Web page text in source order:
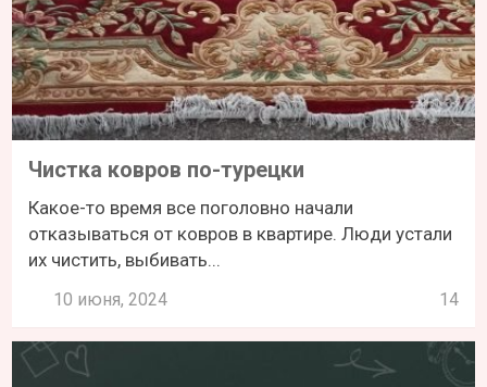
Чистка ковров по-турецки
Какое-то время все поголовно начали
отказываться от ковров в квартире. Люди устали
их чистить, выбивать...
10 июня, 2024 14